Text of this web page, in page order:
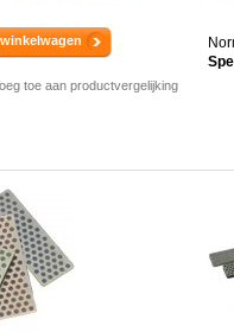
toe aan productvergelijking